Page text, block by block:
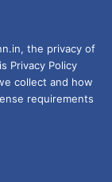
the privacy of
Privacy Policy
collect and how
requirements